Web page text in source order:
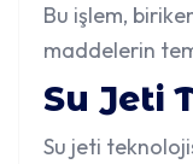
Bu işlem,
maddelerin
Su Jeti
Su jeti